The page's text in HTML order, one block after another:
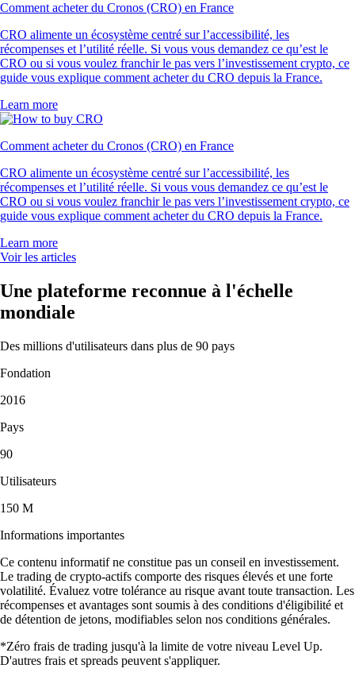
Comment acheter du Cronos (CRO) en France
CRO alimente un écosystème centré sur l’accessibilité, les
récompenses et l’utilité réelle. Si vous vous demandez ce qu’est le
CRO ou si vous voulez franchir le pas vers l’investissement crypto, ce
guide vous explique comment acheter du CRO depuis la France.
Learn more
Comment acheter du Cronos (CRO) en France
CRO alimente un écosystème centré sur l’accessibilité, les
récompenses et l’utilité réelle. Si vous vous demandez ce qu’est le
CRO ou si vous voulez franchir le pas vers l’investissement crypto, ce
guide vous explique comment acheter du CRO depuis la France.
Learn more
Voir les articles
Une plateforme reconnue à l'échelle
mondiale
Des millions d'utilisateurs dans plus de 90 pays
Fondation
2016
Pays
90
Utilisateurs
150 M
Informations importantes
Ce contenu informatif ne constitue pas un conseil en investissement.
Le trading de crypto-actifs comporte des risques élevés et une forte
volatilité. Évaluez votre tolérance au risque avant toute transaction. Les
récompenses et avantages sont soumis à des conditions d'éligibilité et
de détention de jetons, modifiables selon nos conditions générales.
*Zéro frais de trading jusqu'à la limite de votre niveau Level Up.
D'autres frais et spreads peuvent s'appliquer.